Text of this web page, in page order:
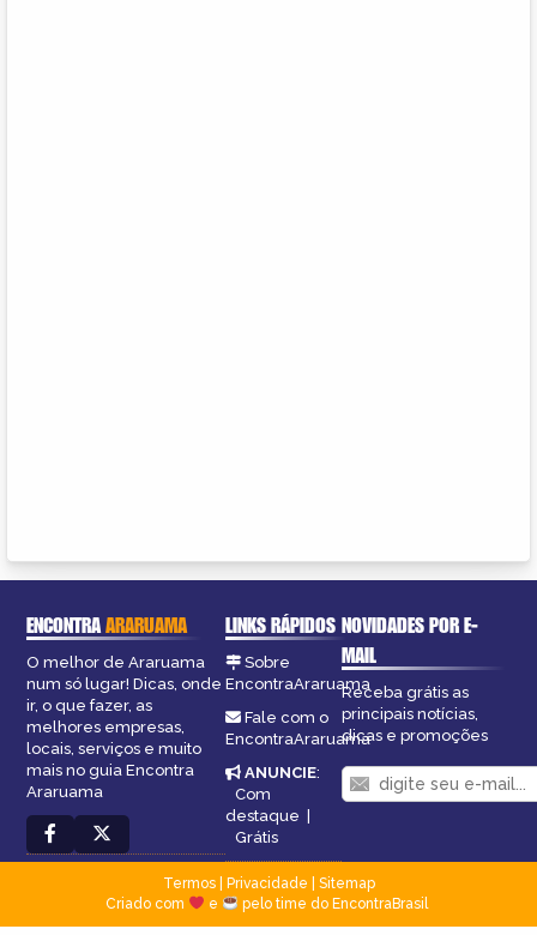
ENCONTRAARARUAMA
O melhor de Araruama
num só lugar! Dicas, onde
ir, o que fazer, as
melhores empresas,
locais, serviços e muito
mais no guia Encontra
Araruama
LINKS RÁPIDOS
Sobre
EncontraAraruama
Fale com o
EncontraAraruama
ANUNCIE:
Com
destaque |
Grátis
NOVIDADES POR E-
MAIL
Receba grátis as
principais notícias,
dicas e promoções
Termos| Privacidade
Sitemap
Criado com
e pelo time do EncontraBrasil